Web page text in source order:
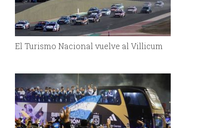
El Turismo Nacional vuelve al Villicum